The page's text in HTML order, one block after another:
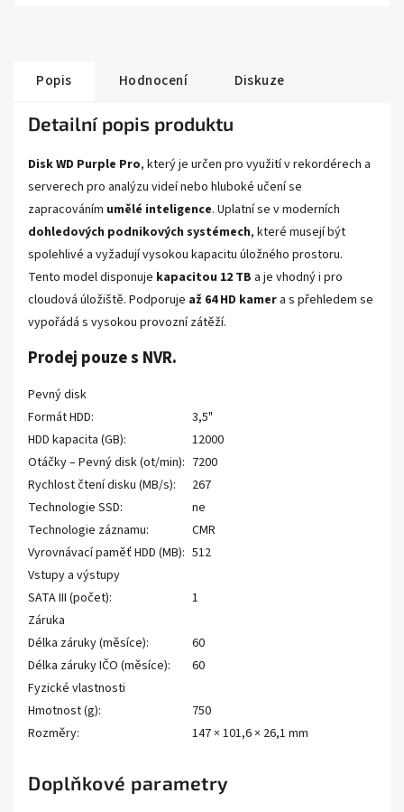
Popis Hodnocení Diskuze
Detailní popis produktu
Disk WD Purple Pro, který je určen pro využití v rekordérech a
serverech pro analýzu videí nebo hluboké učení se
zapracováním umělé inteligence. Uplatní se v moderních
dohledových podnikových systémech, které musejí být
spolehlivé a vyžadují vysokou kapacitu úložného prostoru.
Tento model disponuje kapacitou 12 TB a je vhodný i pro
cloudová úložiště. Podporuje až 64 HD kamer a s přehledem se
vypořádá s vysokou provozní zátěží.
Prodej pouze s NVR.
Pevný disk
Formát HDD:
3,5"
HDD kapacita (GB):
12000
Otáčky – Pevný disk (ot/min): 7200
Rychlost čtení disku (MB/s):
267
Technologie SSD:
ne
Technologie záznamu:
CMR
Vyrovnávací paměť HDD (MB): 512
Vstupy a výstupy
SATA III (počet):
1
Záruka
Délka záruky (měsíce):
60
Délka záruky IČO (měsíce):
60
Fyzické vlastnosti
Hmotnost (g):
750
Rozměry:
147 × 101,6 × 26,1 mm
Doplňkové parametry